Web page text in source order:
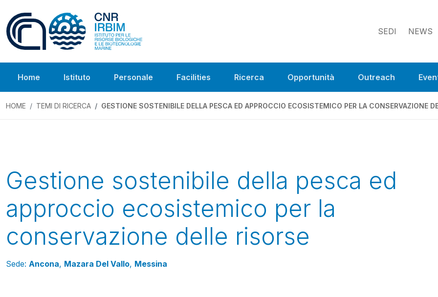
SEDI NEWS
Home Istituto Personale Facilities Ricerca Opportunità Outreach
HOME TEMI DI RICERCA GESTIONE SOSTENIBILE DELLA PESCA ED APPROCCIO ECOSISTEMICO PER LA CONSERVAZIONE
Gestione sostenibile della pesca ed
approccio ecosistemico per la
conservazione delle risorse
Sede: Ancona, Mazara Del Vallo, Messina